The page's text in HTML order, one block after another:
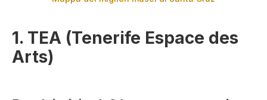
1. TEA (Tenerife Espace des
Arts)